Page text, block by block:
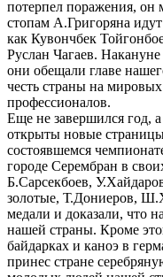
потерпел поражения,
стопам А.Григоряна
как Кувончбек
Руслан Чагаев.
они обещали главе
честь страны на
профессионалов.
Еще не завершился год,
открыты новые
состоявшемся
городе Серембран в
Б.Сарсекбоев,
золотые, Т.Дониеров,
медали и доказали, что
нашей страны. Кроме
байдарках и каноэ в
принес стране